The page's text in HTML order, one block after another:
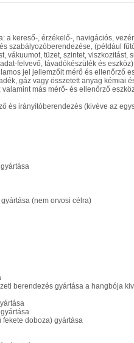
a kereső-, érzékelő-, navigációs,
szabályozóberendezése, (például
vákuumot, tüzet, szintet, viszkozitást,
felvevő, távadókészülék és
jel jellemzőit mérő és ellenőrző
gáz vagy összetett anyag kémiai
más mérő- és ellenőrző
és irányítóberendezés (kivéve az
(nem orvosi célra)
berendezés gyártása a hangbója
doboza) gyártása